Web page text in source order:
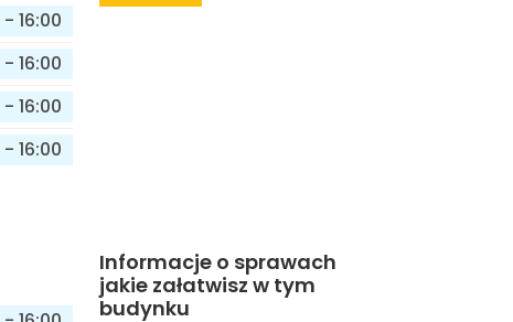
- 16:00
- 16:00
- 16:00
- 16:00
Informacje o sprawach
jakie załatwisz w tym
budynku